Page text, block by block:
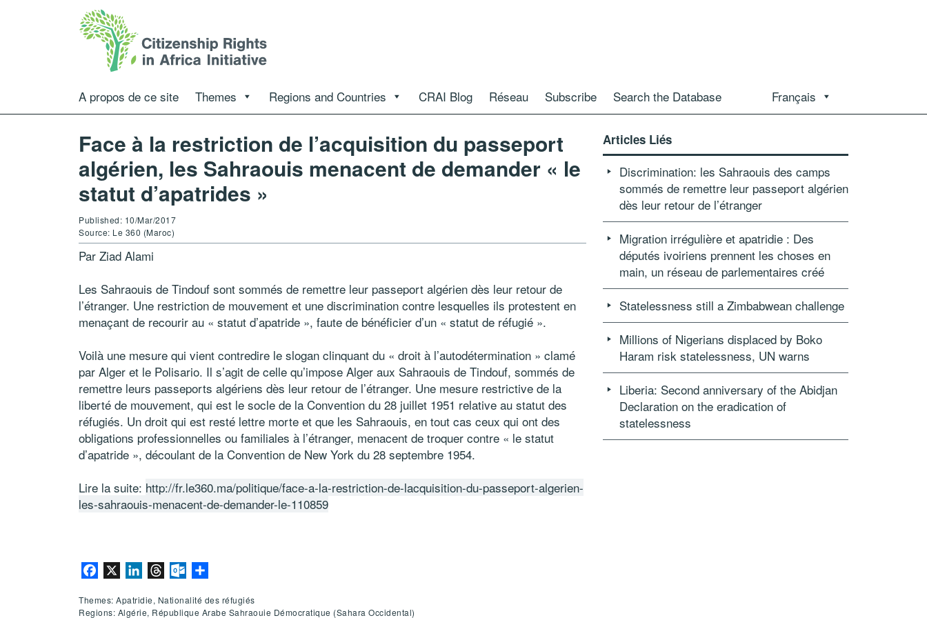
A propos de ce site Themes Regions and Countries CRAI Blog Réseau Subscribe Search the Database Français
Face à la restriction de l’acquisition du passeport
algérien, les Sahraouis menacent de demander « le
statut d’apatrides »
Published: 10/Mar/2017
Source: Le 360 (Maroc)
Par Ziad Alami
Les Sahraouis de Tindouf sont sommés de remettre leur passeport algérien dès leur retour de
l’étranger. Une restriction de mouvement et une discrimination contre lesquelles ils protestent en
menaçant de recourir au « statut d’apatride », faute de bénéficier d’un « statut de réfugié ».
Voilà une mesure qui vient contredire le slogan clinquant du « droit à l’autodétermination » clamé
par Alger et le Polisario. Il s’agit de celle qu’impose Alger aux Sahraouis de Tindouf, sommés de
remettre leurs passeports algériens dès leur retour de l’étranger. Une mesure restrictive de la
liberté de mouvement, qui est le socle de la Convention du 28 juillet 1951 relative au statut des
réfugiés. Un droit qui est resté lettre morte et que les Sahraouis, en tout cas ceux qui ont des
obligations professionnelles ou familiales à l’étranger, menacent de troquer contre « le statut
d’apatride », découlant de la Convention de New York du 28 septembre 1954.
Lire la suite: http://fr.le360.ma/politique/face-a-la-restriction-de-lacquisition-du-passeport-algerien-
les-sahraouis-menacent-de-demander-le-110859
Facebook LinkedInThreadsOutlook.com
Themes: Apatridie, Nationalité des réfugiés
Regions: Algérie, République Arabe Sahraouie Démocratique (Sahara Occidental)
Articles Liés
Discrimination: les Sahraouis des camps
sommés de remettre leur passeport algérien
dès leur retour de l’étranger
Migration irrégulière et apatridie : Des
députés ivoiriens prennent les choses en
main, un réseau de parlementaires créé
Statelessness still a Zimbabwean challenge
Millions of Nigerians displaced by Boko
Haram risk statelessness, UN warns
Liberia: Second anniversary of the Abidjan
Declaration on the eradication of
statelessness